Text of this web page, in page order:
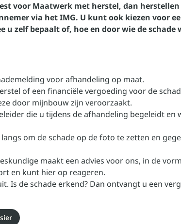
voor Maatwerk met herstel, dan
via het IMG. U kunt ook kiezen voor
u zelf bepaalt of, hoe en door wie de schade
voor afhandeling op maat.
of een financiële vergoeding voor de
door mijnbouw zijn veroorzaakt.
die u tijdens de afhandeling begeleidt en
om de schade op de foto te zetten en
maakt een advies voor ons, in de
en kunt hier op reageren.
Is de schade erkend? Dan ontvangt u een